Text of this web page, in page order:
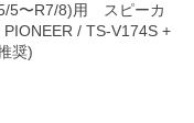
5〜R7/8)用 スピーカ
/ TS-V174S +
奨)